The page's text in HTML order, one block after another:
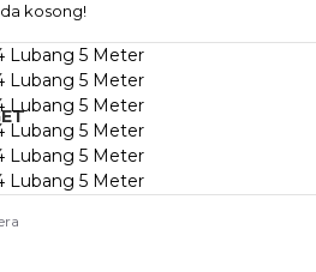
kosong!